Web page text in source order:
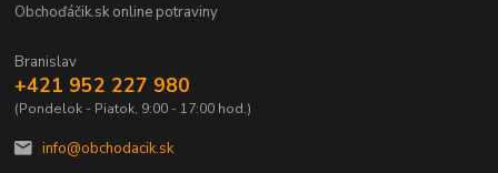
Obchoďáčik.sk online potraviny
Branislav
+421 952 227 980
(Pondelok - Piatok, 9:00 - 17:00 hod.)
info@obchodacik.sk